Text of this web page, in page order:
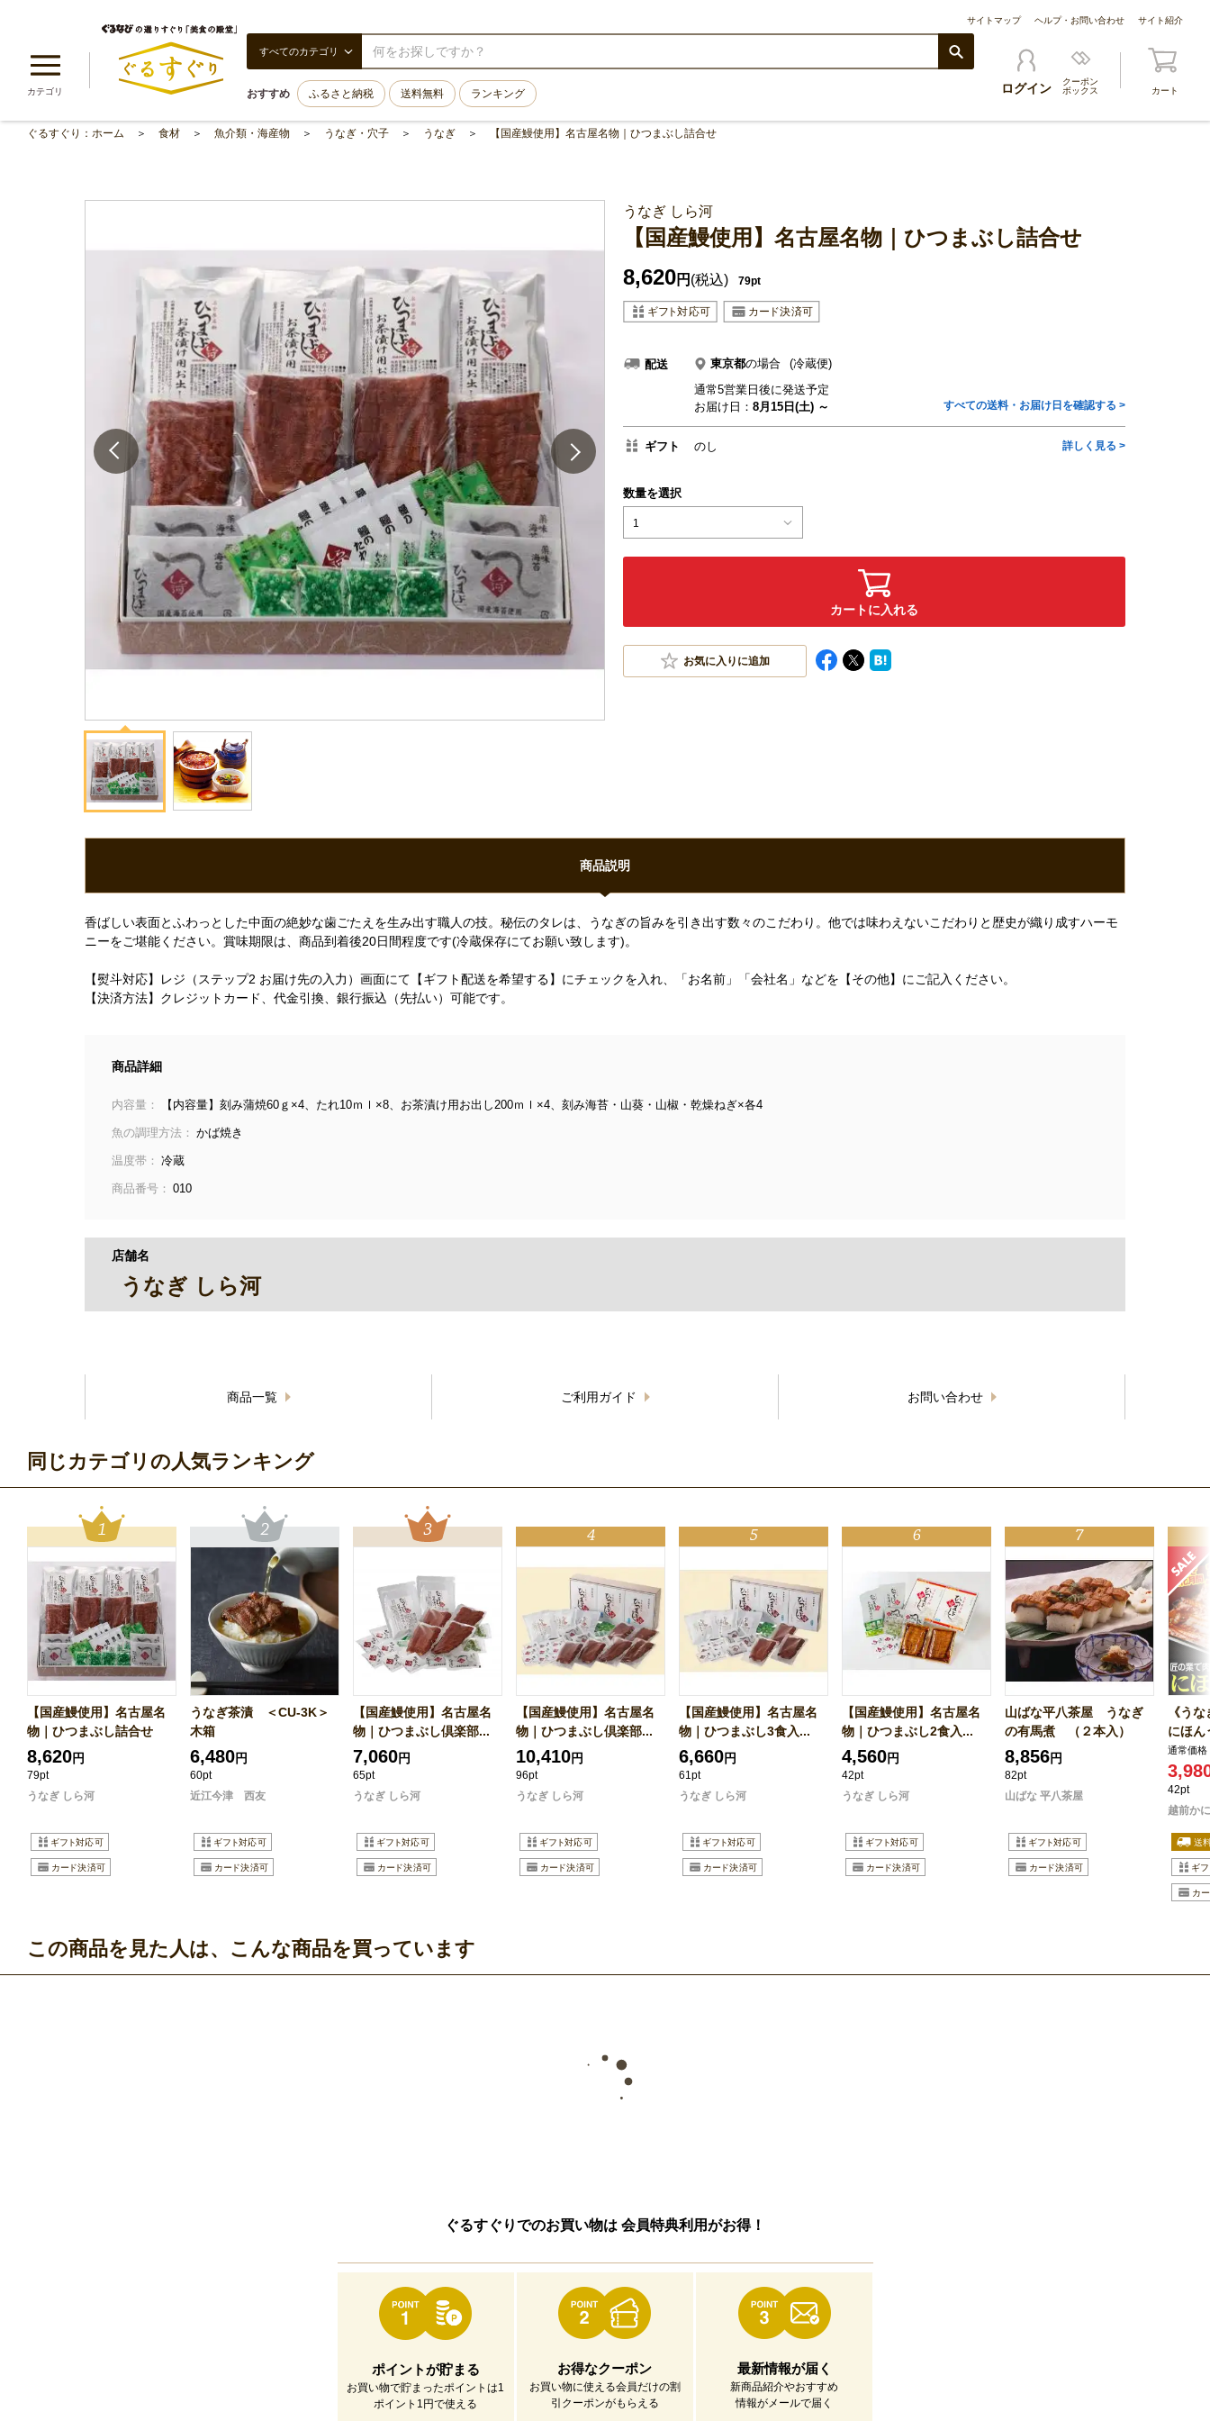
サイトマップ ヘルプ・お問い合わせ サイト紹介
カテゴリ
すべてのカテゴリ
おすすめ ふるさと納税 送料無料 ランキング ログイン
クーポン
ボックス
カート
ぐるすぐり：ホーム 食材 魚介類・海産物 うなぎ・穴子 うなぎ 【国産鰻使用】名古屋名物｜ひつまぶし詰合せ
うなぎ しら河
【国産鰻使用】名古屋名物｜ひつまぶし詰合せ
8,620円 (税込) 79pt
配送 東京都の場合
(冷蔵便)
通常5営業日後に発送予定
お届け日： 8月15日(土) ～ すべての送料・お届け日を確認する >
ギフト のし 詳しく見る >
数量を選択
1
カートに入れる
お気に入りに追加
商品説明
香ばしい表面とふわっとした中面の絶妙な歯ごたえを生み出す職人の技。秘伝のタレは、うなぎの旨みを引き出す数々のこだわり。他では味わえないこだわりと歴史が織り成すハーモ
ニーをご堪能ください。賞味期限は、商品到着後20日間程度です(冷蔵保存にてお願い致します)。
【熨斗対応】レジ（ステップ2 お届け先の入力）画面にて【ギフト配送を希望する】にチェックを入れ、「お名前」「会社名」などを【その他】にご記入ください。
【決済方法】クレジットカード、代金引換、銀行振込（先払い）可能です。
商品詳細
内容量： 【内容量】刻み蒲焼60ｇ×4、たれ10ｍｌ×8、お茶漬け用お出し200ｍｌ×4、刻み海苔・山葵・山椒・乾燥ねぎ×各4
魚の調理方法： かば焼き
温度帯： 冷蔵
商品番号： 010
店舗名
うなぎ しら河
商品一覧 ご利用ガイド お問い合わせ
同じカテゴリの人気ランキング
【国産鰻使用】名古屋名
物｜ひつまぶし詰合せ
8,620円
79pt
うなぎ しら河
うなぎ茶漬 ＜CU-3K＞
木箱
6,480円
60pt
近江今津 西友
【国産鰻使用】名古屋名
物｜ひつまぶし倶楽部...
7,060円
65pt
うなぎ しら河
【国産鰻使用】名古屋名
物｜ひつまぶし倶楽部...
10,410円
96pt
うなぎ しら河
【国産鰻使用】名古屋名
物｜ひつまぶし3食入...
6,660円
61pt
うなぎ しら河
【国産鰻使用】名古屋名
物｜ひつまぶし2食入...
4,560円
42pt
うなぎ しら河
山ばな平八茶屋 うなぎ
の有馬煮 （２本入）
8,856円
82pt
山ばな 平八茶屋
《う
にほん
通常価格
42pt
越前か
この商品を見た人は、こんな商品を買っています
ぐるすぐりでのお買い物は 会員特典利用がお得！
ポイントが貯まる
お買い物で貯まったポイントは1
ポイント1円で使える
お得なクーポン
お買い物に使える会員だけの割
引クーポンがもらえる
最新情報が届く
新商品紹介やおすすめ
情報がメールで届く